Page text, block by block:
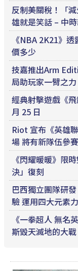
反制美關稅！「
雄就是笑話 – 中
《NBA 2K21》
價多少
技嘉推出Arm
局助玩家一臂之
經典射擊遊戲《
月 25 日
Riot 宣布《英雄
場 將有新隊伍參賽
《閃耀暖暖》限
決」復刻
巴西獨立團隊研
驗 運用四大元素
《一拳超人 無名
斯毀天滅地的大戰